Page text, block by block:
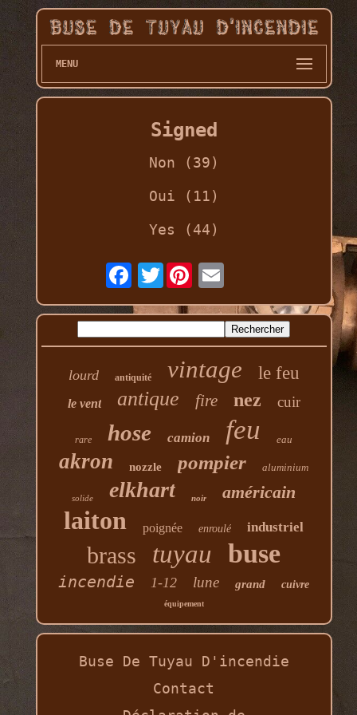
MENU
Signed
Non (39)
Oui (11)
Yes (44)
Twitter
lourd antiquité vintage le feu
le vent antique fire nez cuir
rare hose camion feu eau
akron nozzle pompier aluminium
solide elkhart noir américain
laiton poignée enroulé industriel
brass tuyau buse
incendie 1-12 lune grand cuivre
équipement
Buse De Tuyau D'incendie
Contact